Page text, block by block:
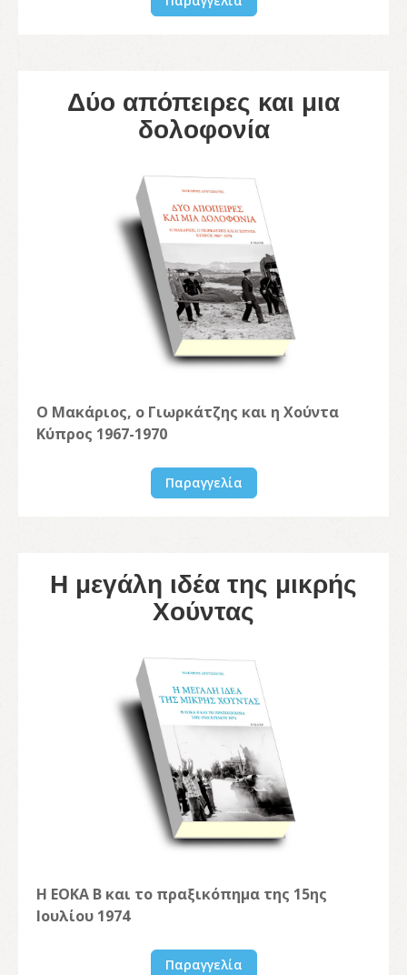
Δύο απόπειρες και μια
δολοφονία
Ο Μακάριος, ο Γιωρκάτζης και η Χούντα
Κύπρος 1967-1970
Παραγγελία
Η μεγάλη ιδέα της μικρής
Χούντας
Η ΕΟΚΑ Β και το πραξικόπημα της 15ης
Ιουλίου 1974
Παραγγελία